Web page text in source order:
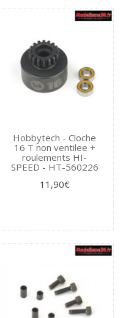
Hobbytech - Cloche
16 T non ventilee +
roulements HI-
SPEED - HT-560226
11,90€